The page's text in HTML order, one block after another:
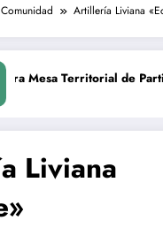
Comunidad Artillería Liviana
1era Mesa Territorial de Participación Ciudadana. Piriápolis –
El
Liviana